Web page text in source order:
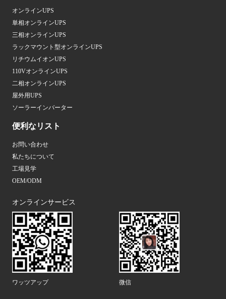
オンラインUPS
単相オンラインUPS
三相オンラインUPS
ラックマウント型オンラインUPS
リチウムイオンUPS
110VオンラインUPS
二相オンラインUPS
屋外用UPS
ソーラーインバーター
便利なリスト
お問い合わせ
私たちについて
工場見学
OEM/ODM
オンラインサービス
ワッツアップ 微信